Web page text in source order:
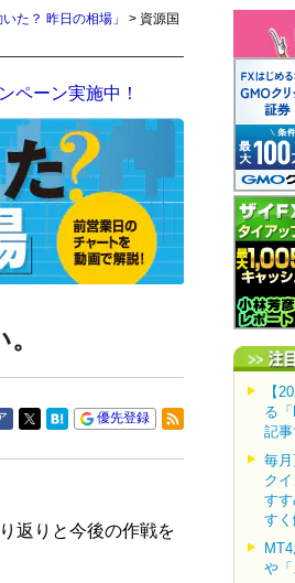
た？ 昨日の相場」
> 資源国
ペーン実施中！
優先登録
返りと今後の作戦を
【
る
記事
毎
ク
す
すく
や